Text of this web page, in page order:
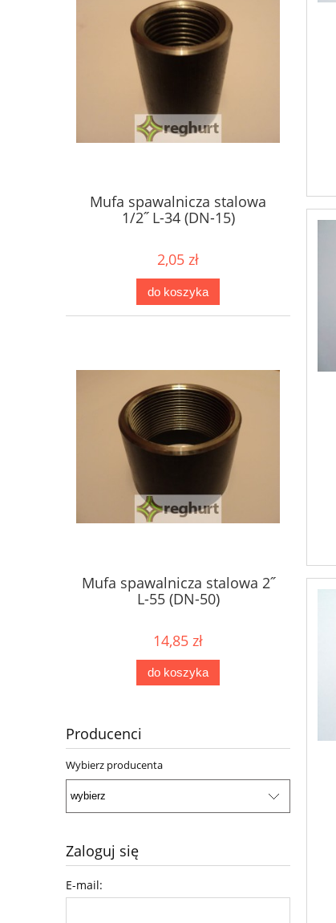
Mufa spawalnicza stalowa
1/2˝ L-34 (DN-15)
2,05 zł
do koszyka
Mufa spawalnicza stalowa 2˝
L-55 (DN-50)
14,85 zł
do koszyka
Producenci
Wybierz producenta
Zaloguj się
E-mail: